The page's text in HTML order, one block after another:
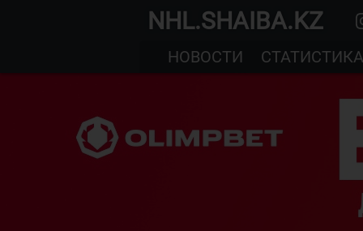
NHL.SHAIBA.KZ
НОВОСТИ
СТАТИСТИКА